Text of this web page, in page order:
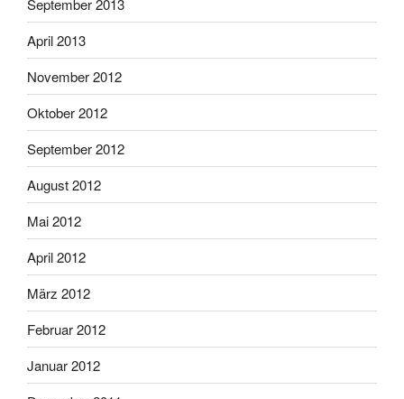
September 2013
April 2013
November 2012
Oktober 2012
September 2012
August 2012
Mai 2012
April 2012
März 2012
Februar 2012
Januar 2012